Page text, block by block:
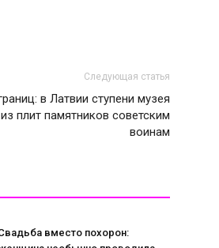
Следующая статья
в Латвии ступени музея
плит памятников советским
воинам
вместо похорон: